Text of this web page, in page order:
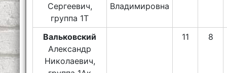
Сергеевич,
группа 1Т
Владимировна
Вальковский
Александр
Николаевич,
11 8